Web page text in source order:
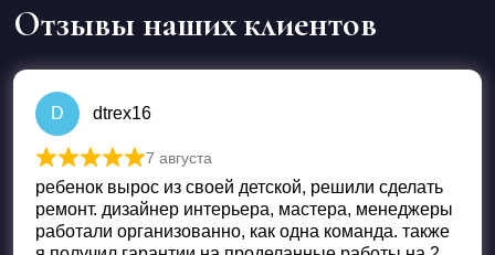
Отзывы наших клиентов
D dtrex16
Оценка 5из 5
7 августа
ребенок вырос из своей детской, решили сделать
ремонт. дизайнер интерьера, мастера, менеджеры
работали организованно, как одна команда. также